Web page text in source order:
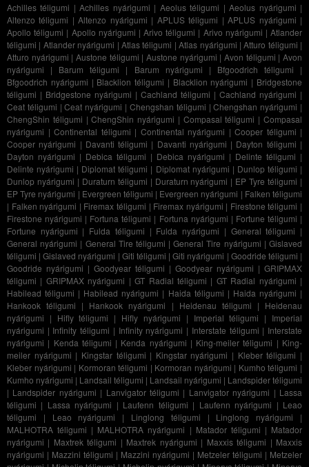
Achilles téligumi |Achilles nyárigumi | Aeolus téligumi |Aeolus nyárigumi |
Altenzo téligumi |Altenzo nyárigumi | APLUS téligumi |APLUS nyárigumi |
Apollo téligumi | Apollo nyárigumi |Arivo téligumi | Arivo nyárigumi |Atlander
téligumi | Atlander nyárigumi | Atlas téligumi |Atlas nyárigumi |Atturo téligumi |
Atturo nyárigumi |Austone téligumi |Austone nyárigumi |Avon téligumi |Avon
nyárigumi | Barum téligumi | Barum nyárigumi | Bfgoodrich téligumi |
Bfgoodrich nyárigumi | Blacklion téligumi | Blacklion nyárigumi | Bridgestone
téligumi | Bridgestone nyárigumi | Cachland téligumi | Cachland nyárigumi |
Ceat téligumi |Ceat nyárigumi | Chengshan téligumi |Chengshan nyárigumi |
ChengShin téligumi |ChengShin nyárigumi | Compasal téligumi |Compasal
nyárigumi | Continental téligumi | Continental nyárigumi | Cooper téligumi |
Cooper nyárigumi | Davanti téligumi | Davanti nyárigumi | Dayton téligumi |
Dayton nyárigumi | Debica téligumi | Debica nyárigumi | Delinte téligumi |
Delinte nyárigumi | Diplomat téligumi | Diplomat nyárigumi | Dunlop téligumi |
Dunlop nyárigumi | Duraturn téligumi | Duraturn nyárigumi | EP Tyre téligumi |
EP Tyre nyárigumi | Evergreen téligumi | Evergreen nyárigumi | Falken téligumi
| Falken nyárigumi | Firemax téligumi | Firemax nyárigumi | Firestone téligumi |
Firestone nyárigumi | Fortuna téligumi | Fortuna nyárigumi | Fortune téligumi |
Fortune nyárigumi | Fulda téligumi | Fulda nyárigumi | General téligumi |
General nyárigumi | General Tire téligumi |General Tire nyárigumi |Gislaved
téligumi |Gislaved nyárigumi | Giti téligumi |Giti nyárigumi | Goodride téligumi |
Goodride nyárigumi | Goodyear téligumi | Goodyear nyárigumi | GRIPMAX
téligumi | GRIPMAX nyárigumi |GT Radial téligumi | GT Radial nyárigumi |
Habilead téligumi | Habilead nyárigumi | Haida téligumi | Haida nyárigumi |
Hankook téligumi | Hankook nyárigumi | Heidenau téligumi | Heidenau
nyárigumi | Hifly téligumi | Hifly nyárigumi | Imperial téligumi | Imperial
nyárigumi | Infinity téligumi | Infinity nyárigumi | Interstate téligumi | Interstate
nyárigumi | Kenda téligumi | Kenda nyárigumi | King-meiler téligumi | King-
meiler nyárigumi | Kingstar téligumi | Kingstar nyárigumi | Kleber téligumi |
Kleber nyárigumi | Kormoran téligumi | Kormoran nyárigumi | Kumho téligumi |
Kumho nyárigumi | Landsail téligumi | Landsail nyárigumi | Landspider téligumi
| Landspider nyárigumi | Lanvigator téligumi | Lanvigator nyárigumi | Lassa
téligumi | Lassa nyárigumi | Laufenn téligumi | Laufenn nyárigumi | Leao
téligumi | Leao nyárigumi | Linglong téligumi | Linglong nyárigumi |
MALHOTRA téligumi | MALHOTRA nyárigumi | Matador téligumi | Matador
nyárigumi | Maxtrek téligumi | Maxtrek nyárigumi | Maxxis téligumi | Maxxis
nyárigumi | Mazzini téligumi | Mazzini nyárigumi | Metzeler téligumi | Metzeler